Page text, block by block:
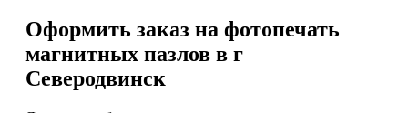
Оформить заказ на фотопечать
магнитных пазлов в г
Северодвинск